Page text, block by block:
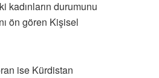
kadınların durumunu
ön gören Kişisel
ise Kürdistan